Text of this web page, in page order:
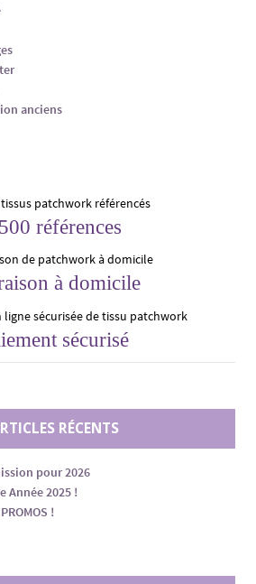
anciens
références
à domicile
sécurisé
RÉCENTS
pour 2026
Année 2025 !
!